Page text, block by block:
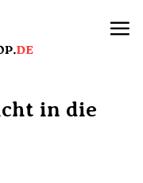
in die